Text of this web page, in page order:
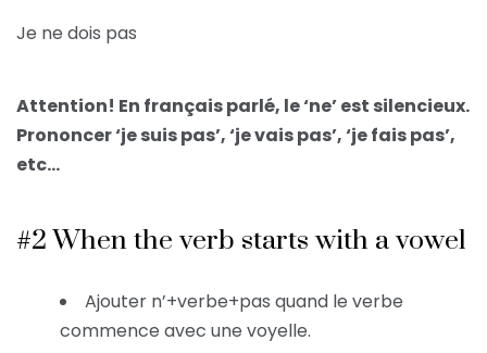
Je ne dois pas
Attention! En français parlé, le ‘ne’ est silencieux.
Prononcer ‘je suis pas’, ‘je vais pas’, ‘je fais pas’,
etc…
#2 When the verb starts with a vowel
Ajouter n’+verbe+pas quand le verbe
commence avec une voyelle.